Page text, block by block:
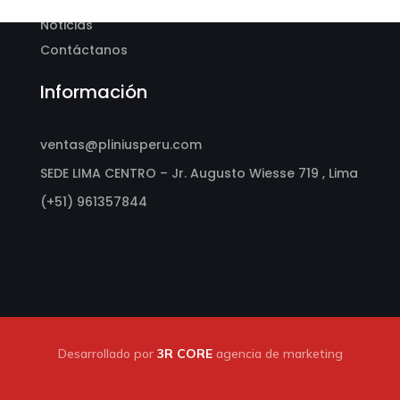
Noticias
Contáctanos
Información
ventas@pliniusperu.com
SEDE LIMA CENTRO – Jr. Augusto Wiesse 719 , Lima
(+51) 961357844
Desarrollado por 3R COREagencia de marketing